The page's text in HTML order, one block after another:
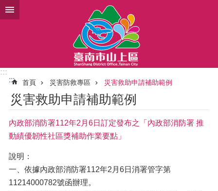
跳到主要內容區塊
:::
:::
首頁 災害防救專區 災害救助申請補助範例
災害救助申請補助範例
內政部消防署112年2月6日訂定發布之「內政部消防署 推
動績優韌性社區獎補助作業要點」
說明：
一、依據內政部消防署112年2月6日消署管字第
11214000782號函辦理。